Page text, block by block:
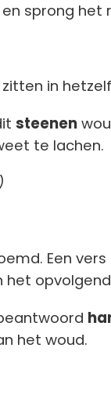
en sprong het
in
steenen
te lachen.
Een
het woud.